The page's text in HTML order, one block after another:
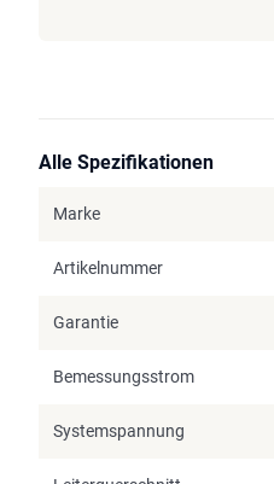
Alle Spezifikationen
Marke
Artikelnummer
Garantie
Bemessungsstrom
Systemspannung